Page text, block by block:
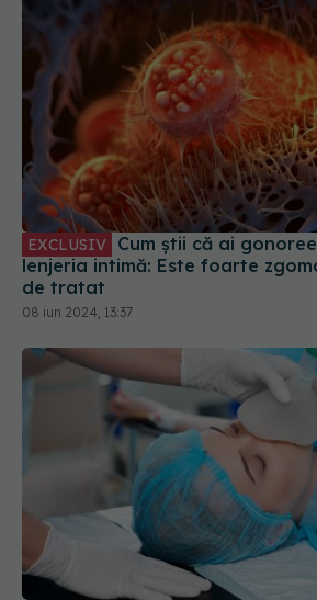
EXCLUSIV
lenjeria intimă: Este foarte
de tratat
08 iun 2024, 13:37